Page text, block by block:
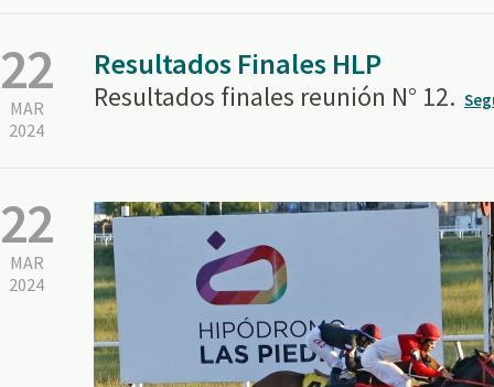
22
MAR
2024
Resultados Finales HLP
Resultados finales reunión N° 12.
22
MAR
2024